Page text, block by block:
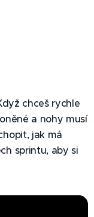
chceš rychle
a nohy musí
jak má
sprintu, aby si